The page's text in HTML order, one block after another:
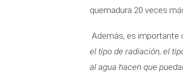
quemadura 20 veces
Además, es importante
el tipo de radiación, el
al agua hacen que